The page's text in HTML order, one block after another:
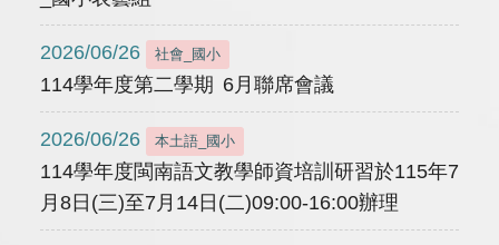
2026/06/26 社會_國小
114學年度第二學期 6月聯席會議
2026/06/26 本土語_國小
114學年度閩南語文教學師資培訓研習於115年7
月8日(三)至7月14日(二)09:00-16:00辦理